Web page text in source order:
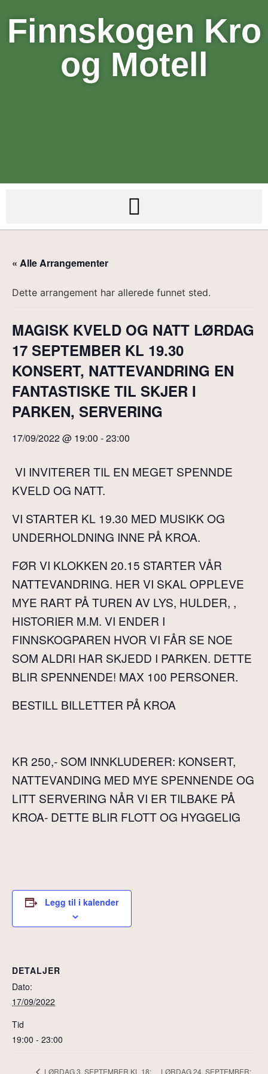
Finnskogen Kro
og Motell
« Alle Arrangementer
Dette arrangement har allerede funnet sted.
MAGISK KVELD OG NATT LØRDAG
17 SEPTEMBER KL 19.30
KONSERT, NATTEVANDRING EN
FANTASTISKE TIL SKJER I
PARKEN, SERVERING
17/09/2022 @ 19:00 -23:00
VI INVITERER TIL EN MEGET SPENNDE
KVELD OG NATT.
VI STARTER KL 19.30 MED MUSIKK OG
UNDERHOLDNING INNE PÅ KROA.
FØR VI KLOKKEN 20.15 STARTER VÅR
NATTEVANDRING. HER VI SKAL OPPLEVE
MYE RART PÅ TUREN AV LYS, HULDER, ,
HISTORIER M.M. VI ENDER I
FINNSKOGPAREN HVOR VI FÅR SE NOE
SOM ALDRI HAR SKJEDD I PARKEN. DETTE
BLIR SPENNENDE! MAX 100 PERSONER.
BESTILL BILLETTER PÅ KROA
KR 250,- SOM INNKLUDERER: KONSERT,
NATTEVANDING MED MYE SPENNENDE OG
LITT SERVERING NÅR VI ER TILBAKE PÅ
KROA- DETTE BLIR FLOTT OG HYGGELIG
Legg til i kalender
DETALJER
Dato:
17/09/2022
Tid
19:00 - 23:00
LØRDAG 3. SEPTEMBER KL 18: LØRDAG 24. SEPTEMBER: